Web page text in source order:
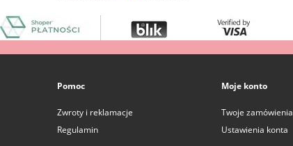
Pomoc
Zwroty i reklamacje
Regulamin
Moje konto
Twoje zamówienia
Ustawienia konta